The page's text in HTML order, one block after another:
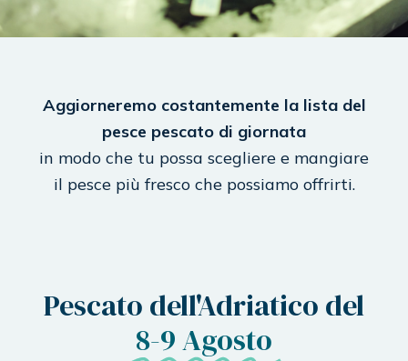
Aggiorneremo costantemente la lista del
pesce pescato di giornata
in modo che tu possa scegliere e mangiare
il pesce più fresco che possiamo offrirti.
Pescato dell'Adriatico del
8-9 Agosto